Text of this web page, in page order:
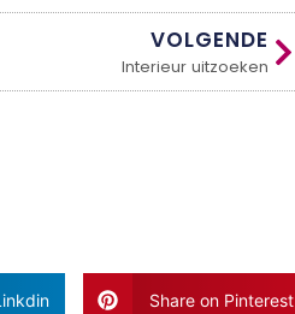
VOLGENDE
Interieur uitzoeken
Share on Pinterest